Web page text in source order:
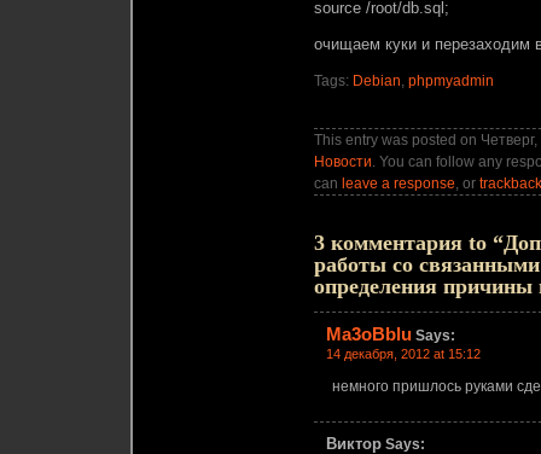
source /root/db.sql;
очищаем куки и перезаходим
Tags: Debian, phpmyadmin
This entry was posted on
Новости. You can follow any
can leave a response, or trackback
3 комментария to
работы со
определения причины
Ma3oBblu Says:
14 декабря, 2012 at 15:12
немного пришлось руками
Виктор Says: